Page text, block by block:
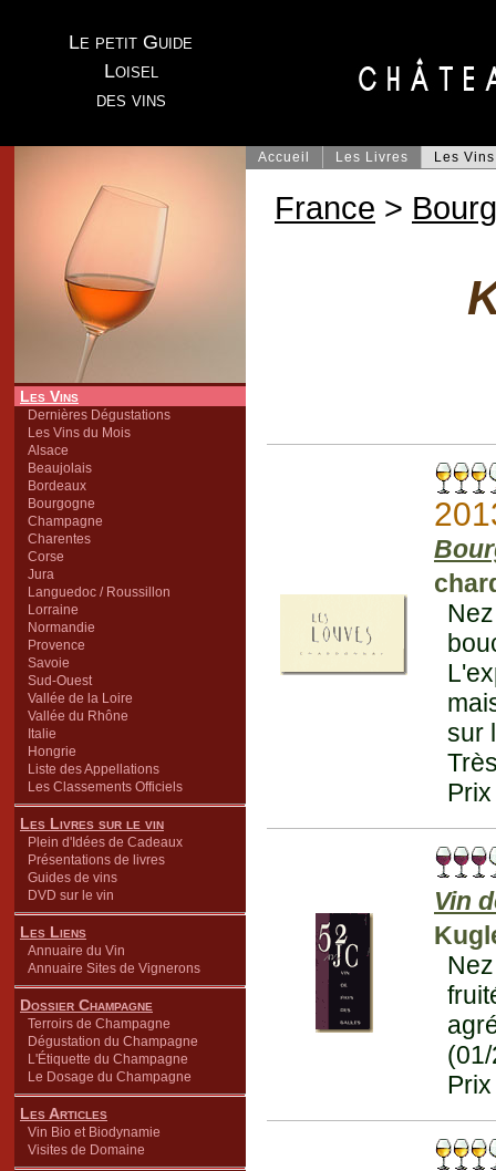
Le petit Guide
Loisel
des vins
Les Vins
Dernières Dégustations
Les Vins du Mois
Alsace
Beaujolais
Bordeaux
Bourgogne
Champagne
Charentes
Corse
Jura
Languedoc / Roussillon
Lorraine
Normandie
Provence
Savoie
Sud-Ouest
Vallée de la Loire
Vallée du Rhône
Italie
Hongrie
Liste des Appellations
Les Classements Officiels
Les Livres sur le vin
Plein d'Idées de Cadeaux
Présentations de livres
Guides de vins
DVD sur le vin
Les Liens
Annuaire du Vin
Annuaire Sites de Vignerons
Dossier Champagne
Terroirs de Champagne
Dégustation du Champagne
L'Étiquette du Champagne
Le Dosage du Champagne
Les Articles
Vin Bio et Biodynamie
Visites de Domaine
Accueil Les Livres Les Vins
France >
sur
Vin